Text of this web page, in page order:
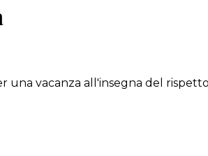
vacanza all'insegna del